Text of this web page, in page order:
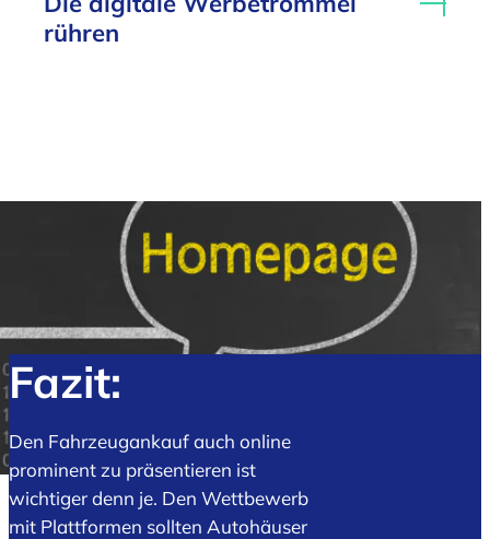
rühren
Fazit:
Den Fahrzeugankauf auch online
prominent zu präsentieren ist
wichtiger denn je. Den Wettbewerb
mit Plattformen sollten Autohäuser